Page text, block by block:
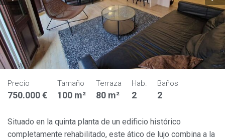
Precio
750.000 €
Tamaño
100 m²
Terraza
80 m²
Hab.
2
Baños
2
Situado en la quinta planta de un edificio histórico
completamente rehabilitado, este ático de lujo combina a la